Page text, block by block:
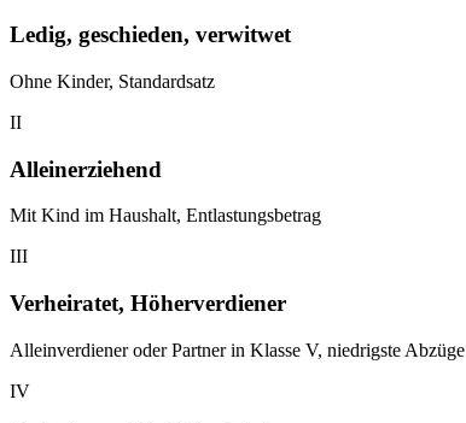
Ledig, geschieden, verwitwet
Ohne Kinder, Standardsatz
II
Alleinerziehend
Mit Kind im Haushalt, Entlastungsbetrag
III
Verheiratet, Höherverdiener
Alleinverdiener oder Partner in Klasse V, niedrigste Abzüge
IV